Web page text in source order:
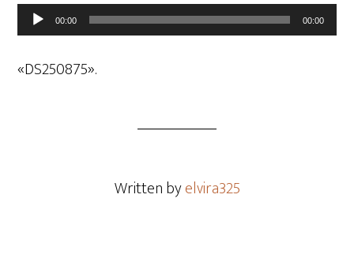
Reproductor
de
audio
00:00 00:00
«DS250875».
Written byelvira325